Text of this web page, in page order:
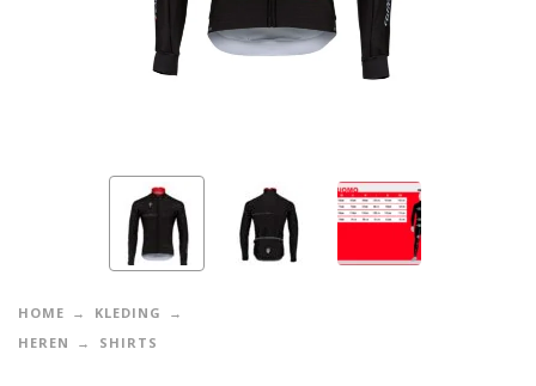
HOME
KLEDING
HEREN
SHIRTS